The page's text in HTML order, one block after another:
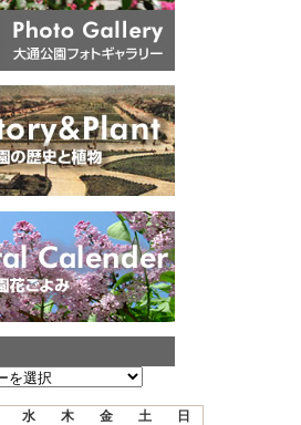
水 木 金 土 日